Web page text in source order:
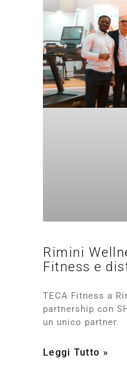
Rimini
Fitness e
TECA Fitness a
partnership con
un unico partner.
Leggi Tutto »